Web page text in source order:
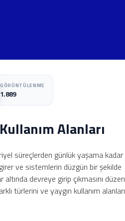
GÖRÜNTÜLENME
1.889
Alanları
süreçlerden günlük yaşama
ve sistemlerin düzgün bir şekilde
devreye girip çıkmasını
türlerini ve yaygın kullanım